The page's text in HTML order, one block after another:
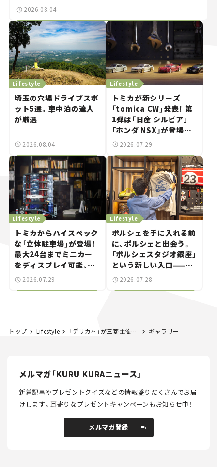
2026.08.04
埼玉の穴場ドライブスポ
ット5選。車中泊の達人
が厳選
Lifestyle
2026.08.04
トミカが新シリーズ
「tomica CW」発表！ 第
1弾は「日産 シルビア」
「ホンダ NSX」が登場。
世界が注目す
とホビー】
Lifestyle
2026.07.29
トミカからハイスペック
な「立体駐車場」が登場！
最大24台までミニカー
をディスプレイ可能、特
別な「日産 GT-R
Lifestyle
2026.07.29
ポルシェを手に入れる前
に、ポルシェと出会う。
「ポルシェスタジオ銀座」
という新しい入口——連
載｜CCGとクルマでどう
Lifestyle
2026.07.28
トップ Lifestyle 「デリカ村」が三菱主催のスターキャンプ会場に出現！ 百人百様のキャンプスタイルで盛況。新型デリカにも期待？ ギャラリー
メルマガ「KURU KURAニュース」
新着記事やプレゼントクイズなどの情報盛りだくさんでお届
けします。耳寄りなプレゼントキャンペーンもお知らせ中！
メルマガ登録